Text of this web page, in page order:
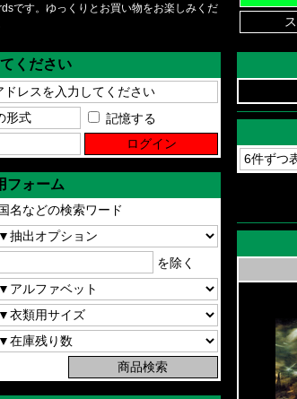
です。ゆっくりとお買い物をお楽しみくだ
ください
記憶する
フォーム
名などの検索ワード
を除く